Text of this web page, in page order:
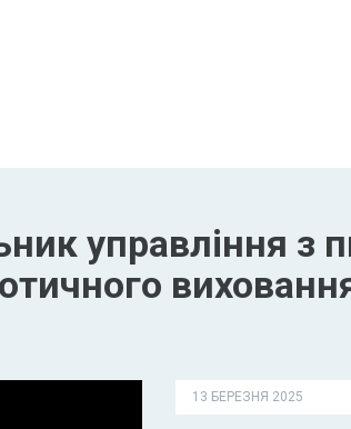
управління з
13 БЕРЕЗНЯ 2025